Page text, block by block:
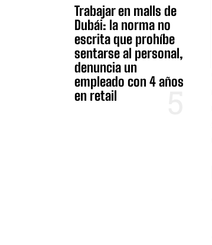
Trabajar en malls de
Dubái: la norma no
escrita que prohíbe
sentarse al personal,
denuncia un
empleado con 4 años
en retail